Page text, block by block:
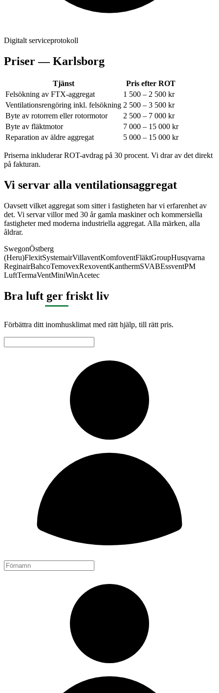
Digitalt serviceprotokoll
Priser —Karlsborg
Tjänst
Pris efter ROT
Felsökning av FTX-aggregat
1 500 – 2 500 kr
Ventilationsrengöring inkl. felsökning 2 500 – 3 500 kr
Byte av rotorrem eller rotormotor
2 500 – 7 000 kr
Byte av fläktmotor
7 000 – 15 000 kr
Reparation av äldre aggregat
5 000 – 15 000 kr
Priserna inkluderar ROT-avdrag på 30 procent. Vi drar av det direkt
på fakturan.
Vi servar alla ventilationsaggregat
Oavsett vilket aggregat som sitter i fastigheten har vi erfarenhet av
det. Vi servar villor med 30 år gamla maskiner och kommersiella
fastigheter med moderna industriella aggregat. Alla märken, alla
åldrar.
SwegonÖstberg
(Heru)FlexitSystemairVillaventKomfoventFläktGroupHusqvarna
ReginairBahcoTemovexRexoventKanthermSVABEssventPM
LuftTermaVentMiniWinAcetec
Bra luft ger friskt liv
Förbättra ditt inomhusklimat med rätt hjälp, till rätt pris.